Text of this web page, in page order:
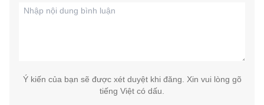
Ý kiến của bạn sẽ được xét duyệt khi đăng. Xin vui lòng gõ
tiếng Việt có dấu.